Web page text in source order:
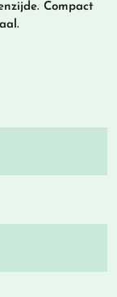
Compact